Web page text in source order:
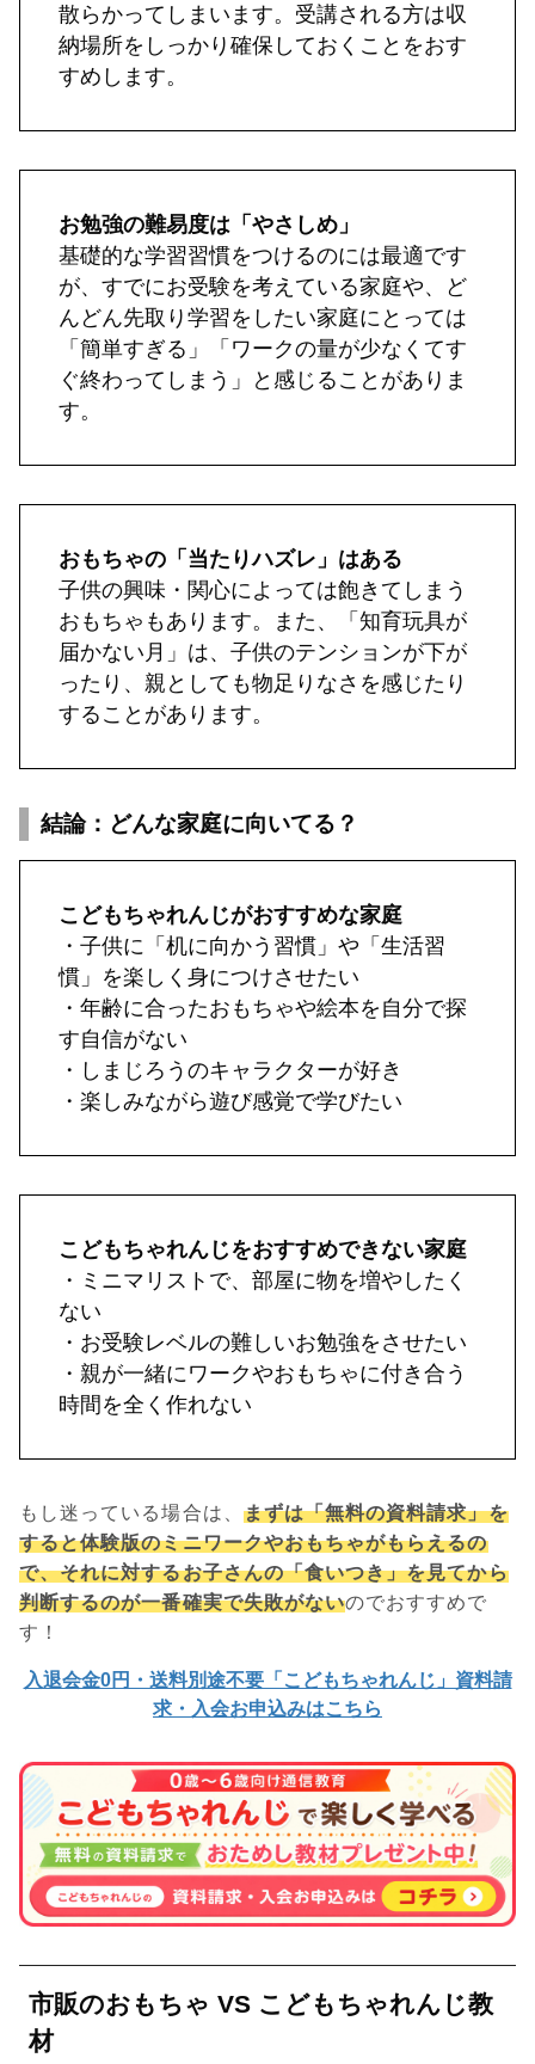
散らかってしまいます。受講される方は収
納場所をしっかり確保しておくことをおす
すめします。
お勉強の難易度は「やさしめ」
基礎的な学習習慣をつけるのには最適です
が、すでにお受験を考えている家庭や、ど
んどん先取り学習をしたい家庭にとっては
「簡単すぎる」「ワークの量が少なくてす
ぐ終わってしまう」と感じることがありま
す。
おもちゃの「当たりハズレ」はある
子供の興味・関心によっては飽きてしまう
おもちゃもあります。また、「知育玩具が
届かない月」は、子供のテンションが下が
ったり、親としても物足りなさを感じたり
することがあります。
結論：どんな家庭に向いてる？
こどもちゃれんじがおすすめな家庭
・子供に「机に向かう習慣」や「生活習
慣」を楽しく身につけさせたい
・年齢に合ったおもちゃや絵本を自分で探
す自信がない
・しまじろうのキャラクターが好き
・楽しみながら遊び感覚で学びたい
こどもちゃれんじをおすすめできない家庭
・ミニマリストで、部屋に物を増やしたく
ない
・お受験レベルの難しいお勉強をさせたい
・親が一緒にワークやおもちゃに付き合う
時間を全く作れない
もし迷っている場合は、 まずは「無料の資料請求」を
すると体験版のミニワークやおもちゃがもらえるの
で、それに対するお子さんの「食いつき」を見てから
判断するのが一番確実で失敗がないのでおすすめで
す！
入退会金0円・送料別途不要「こどもちゃれんじ」資料請
求・入会お申込みはこちら
市販のおもちゃ VS こどもちゃれんじ教
材